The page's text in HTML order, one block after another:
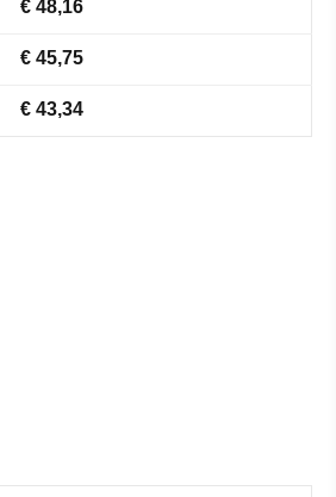
€ 48,16
€ 45,75
€ 43,34